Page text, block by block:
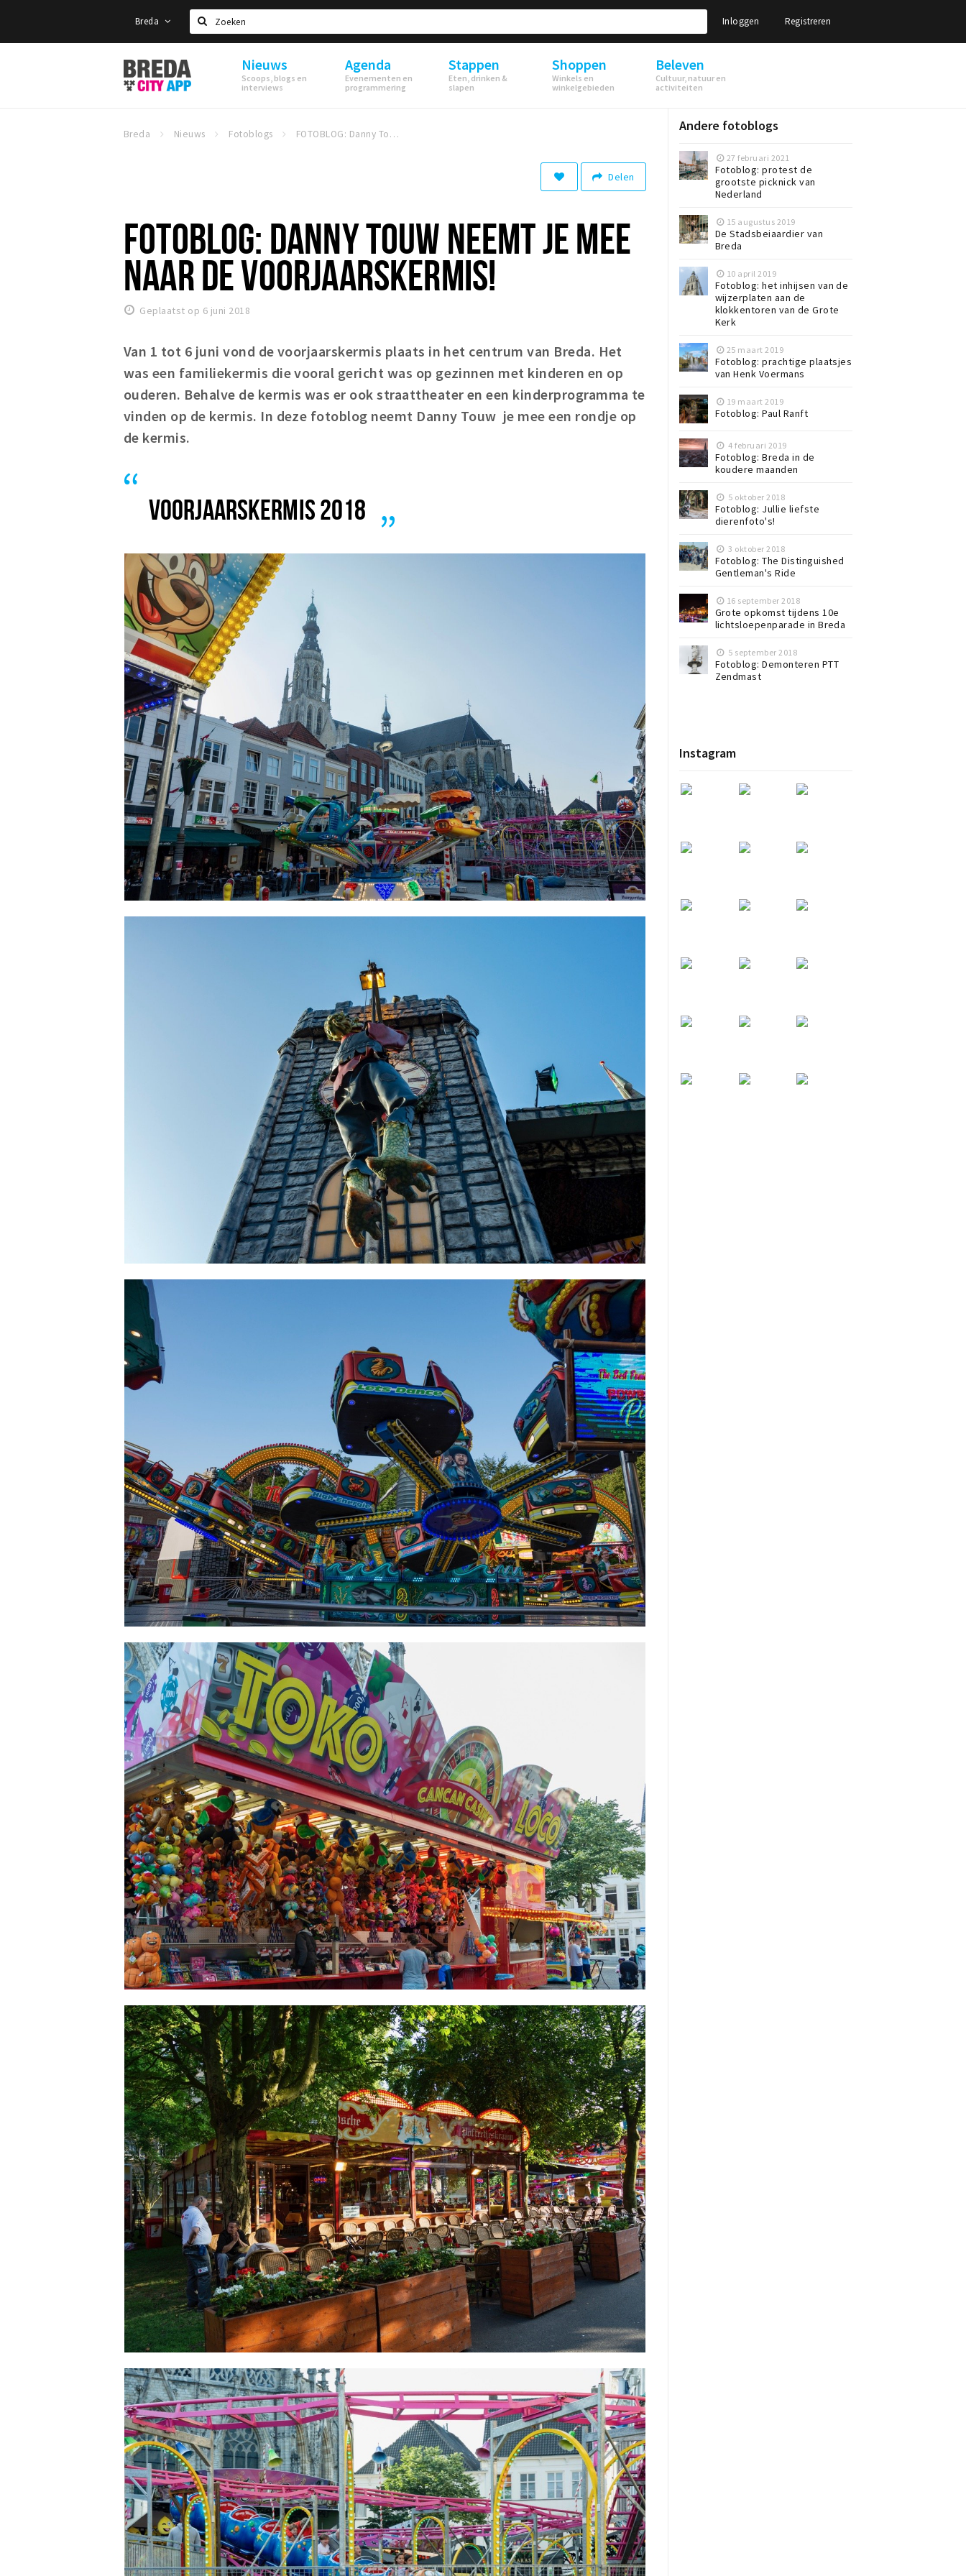
Breda
Zoeken
Inloggen Registreren
Stappen
&
Shoppen
Nieuws
Scoops, blogs en
interviews
Agenda
Evenementen en
programmering
Stappen
Eten, drinken &
slapen
Shoppen
Winkels en
winkelgebieden
Beleven
Cultuur, natuur en
activiteiten
Breda Nieuws Fotoblogs FOTOBLOG: Danny Touw neemt je mee naar de voorjaarskermis!
Delen
FOTOBLOG: DANNY TOUW NEEMT JE MEE
NAAR DE VOORJAARSKERMIS!
Geplaatst op 6 juni 2018
Van 1 tot 6 juni vond de voorjaarskermis plaats in het centrum van Breda. Het
was een familiekermis die vooral gericht was op gezinnen met kinderen en op
ouderen. Behalve de kermis was er ook straattheater en een kinderprogramma te
vinden op de kermis. In deze fotoblog neemt Danny Touw je mee een rondje op
de kermis.
VOORJAARSKERMIS 2018
Andere fotoblogs
27 februari 2021
Fotoblog: protest de
grootste picknick van
Nederland
15 augustus 2019
De Stadsbeiaardier van
Breda
10 april 2019
Fotoblog: het inhijsen van de
wijzerplaten aan de
klokkentoren van de Grote
Kerk
25 maart 2019
Fotoblog: prachtige plaatsjes
van Henk Voermans
19 maart 2019
Fotoblog: Paul Ranft
4 februari 2019
Fotoblog: Breda in de
koudere maanden
5 oktober 2018
Fotoblog: Jullie liefste
dierenfoto's!
3 oktober 2018
Fotoblog: The Distinguished
Gentleman's Ride
16 september 2018
Grote opkomst tijdens 10e
lichtsloepenparade in Breda
5 september 2018
Fotoblog: Demonteren PTT
Zendmast
Instagram